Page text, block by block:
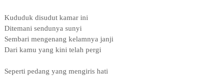
Kududuk disudut kamar ini
Ditemani sendunya sunyi
Sembari mengenang kelamnya janji
Dari kamu yang kini telah pergi
Seperti pedang yang mengiris hati